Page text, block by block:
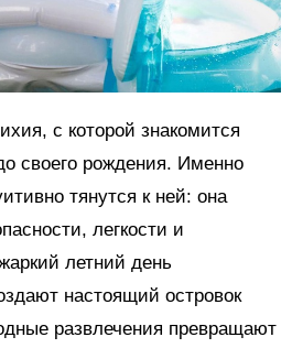
с которой знакомится
своего рождения. Именно
тянутся к ней: она
легкости и
летний день
настоящий островок
развлечения превращают